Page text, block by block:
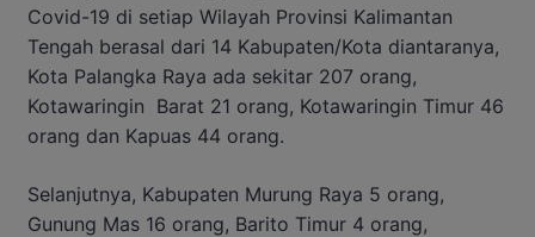
Covid-19 di setiap Wilayah Provinsi Kalimantan
Tengah berasal dari 14 Kabupaten/Kota diantaranya,
Kota Palangka Raya ada sekitar 207 orang,
Kotawaringin Barat 21 orang, Kotawaringin Timur 46
orang dan Kapuas 44 orang.
Selanjutnya, Kabupaten Murung Raya 5 orang,
Gunung Mas 16 orang, Barito Timur 4 orang,